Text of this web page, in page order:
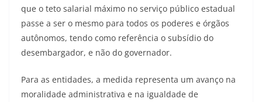
que o teto salarial máximo no serviço público estadual
passe a ser o mesmo para todos os poderes e órgãos
autônomos, tendo como referência o subsídio do
desembargador, e não do governador.
Para as entidades, a medida representa um avanço na
moralidade administrativa e na igualdade de